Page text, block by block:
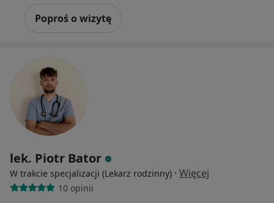
Poproś o wizytę
lek. Piotr Bator
W trakcie specjalizacji (Lekarz rodzinny) · Więcej
10 opinii